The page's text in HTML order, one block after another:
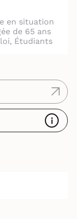
en situation
de 65 ans
Étudiants